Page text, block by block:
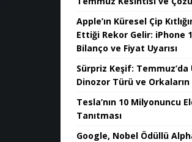
Apple’ın Küresel Çip
Ettiği Rekor Gelir: iPhone
Bilanço ve Fiyat Uyarısı
Sürpriz Keşif: Temmuz’da
Dinozor Türü ve Orkaların
Tesla’nın 10 Milyonuncu
Tanıtması
Google, Nobel Ödüllü